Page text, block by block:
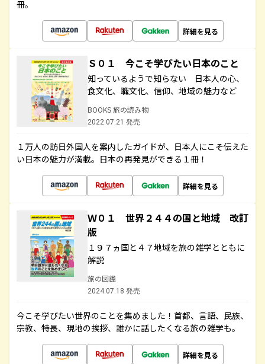
冊。
詳細を見る
Ｓ０１ 今こそ学びたい日本のこと
知っているようで知らない 日本人の心、
食文化、職文化、信仰、地域の魅力など
BOOKS 旅の読み物
2022.07.21 発売
１万人の訪日外国人を案内したガイドが、日本人にこそ伝えた
い日本の魅力が満載。日本の再発見ができる１冊！
詳細を見る
Ｗ０１ 世界２４４の国と地域 改訂
版
１９７ヵ国と４７地域を旅の雑学とともに
解説
旅の図鑑
2024.07.18 発売
今こそ学びたい世界のことを集めました！首都、言語、民族、
宗教、特長、現地の挨拶、誰かに話したくなる旅の雑学も。
詳細を見る